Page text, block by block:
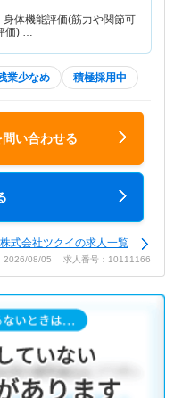
体機能評価(筋力や関節可
価) …
業少なめ 積極採用中
い合わせる
株式会社ツクイの求人一覧
2026/08/05 求人番号：10111166